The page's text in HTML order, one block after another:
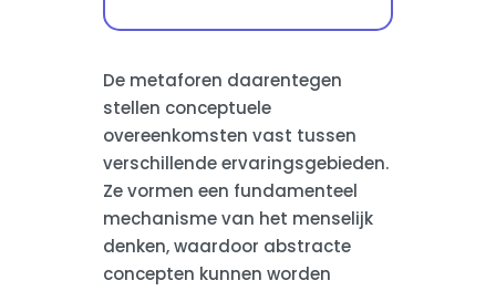
De metaforen daarentegen
stellen conceptuele
overeenkomsten vast tussen
verschillende ervaringsgebieden.
Ze vormen een fundamenteel
mechanisme van het menselijk
denken, waardoor abstracte
concepten kunnen worden